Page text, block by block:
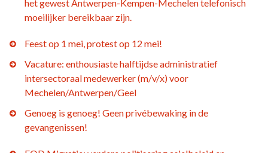
het gewest Antwerpen-Kempen-Mechelen telefonisch
moeilijker bereikbaar zijn.
Feest op 1 mei, protest op 12 mei!
Vacature: enthousiaste halftijdse administratief
intersectoraal medewerker (m/v/x) voor
Mechelen/Antwerpen/Geel
Genoeg is genoeg! Geen privébewaking in de
gevangenissen!